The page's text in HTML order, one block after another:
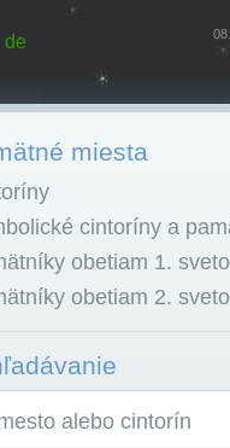
de
miesta
cintoríny a
obetiam 1.
obetiam 2.
alebo cintorín